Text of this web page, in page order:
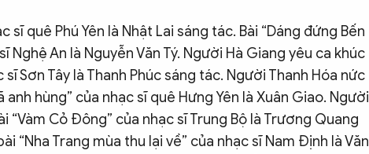
sĩ quê Phú Yên là Nhật Lai sáng tác. Bài “Dáng đứng Bến
Nghệ An là Nguyễn Văn Tý. Người Hà Giang yêu ca khúc
Sơn Tây là Thanh Phúc sáng tác. Người Thanh Hóa nức
anh hùng” của nhạc sĩ quê Hưng Yên là Xuân Giao. Người
“Vàm Cỏ Đông” của nhạc sĩ Trung Bộ là Trương Quang
“Nha Trang mùa thu lại về” của nhạc sĩ Nam Định là Văn